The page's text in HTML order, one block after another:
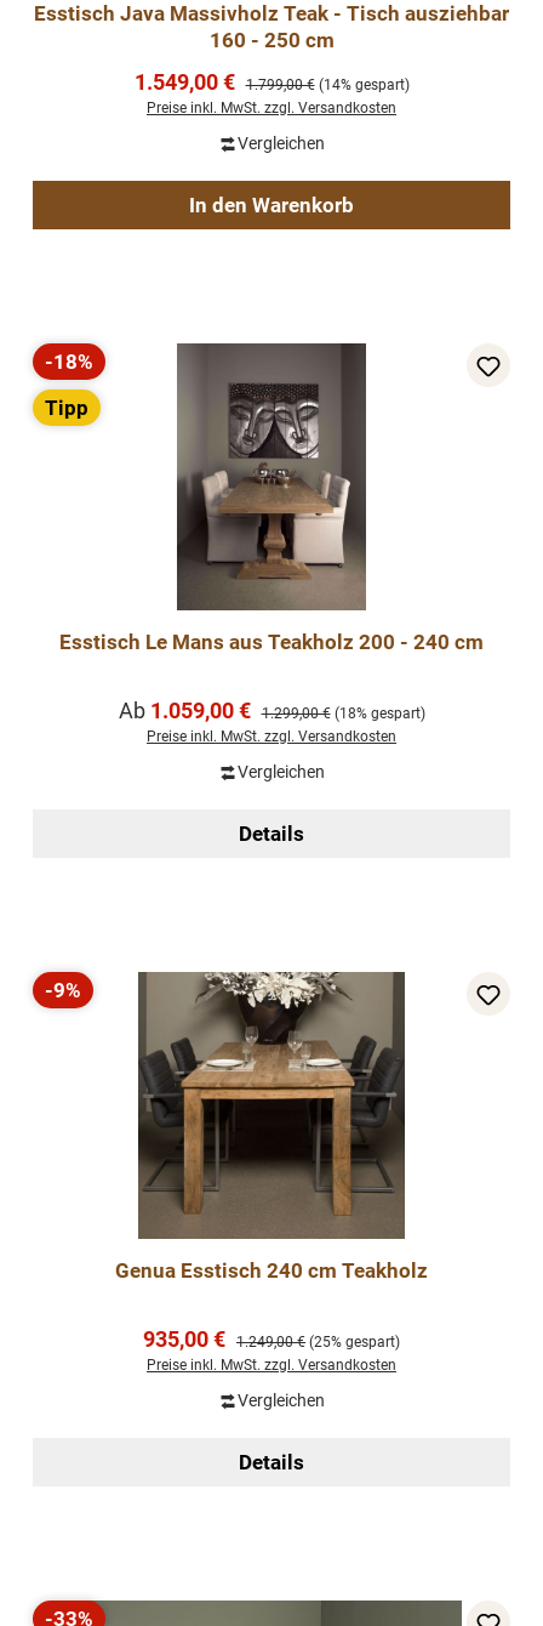
Esstisch Java Massivholz Teak - Tisch ausziehbar
160 - 250 cm
Verkaufspreis:
1.549,00 € Regulärer Preis:
1.799,00 € (14% gespart)
Preise inkl. MwSt. zzgl. Versandkosten
Vergleichen
In den Warenkorb
Rabatt
-18%
Tipp
Esstisch Le Mans aus Teakholz 200 - 240 cm
Verkaufspreis:
Ab 1.059,00 € Regulärer Preis:
1.299,00 € (18% gespart)
Preise inkl. MwSt. zzgl. Versandkosten
Vergleichen
Details
Rabatt
-9%
Genua Esstisch 240 cm Teakholz
Verkaufspreis:
935,00 € Regulärer Preis:
1.249,00 € (25% gespart)
Preise inkl. MwSt. zzgl. Versandkosten
Vergleichen
Details
-33%